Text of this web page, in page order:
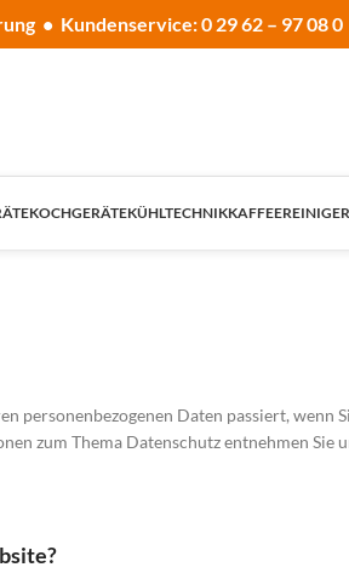
• Kundenservice: 0 29 62 – 97 08 0
KOCHGERÄTEKÜHLTECHNIKKAFFEEREINIGER
Daten passiert, wenn
zum Thema Datenschutz entnehmen Sie